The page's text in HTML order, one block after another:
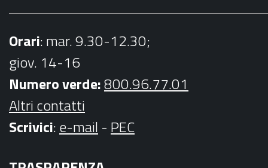
Orari: mar. 9.30-12.30;
giov. 14-16
Numero verde:800.96.77.01
Altri contatti
Scrivici:e-mail - PEC